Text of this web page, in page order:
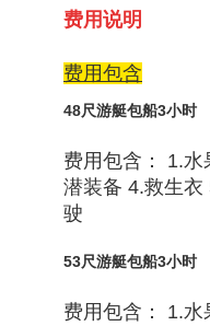
费用说明
费用包含
48尺游艇包船3小时
费用包含： 1.
潜装备 4.救生衣
驶
53尺游艇包船3小时
费用包含： 1.